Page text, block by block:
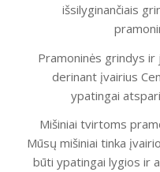
išsilyginančiais
Pramoninės grindys
derinant įvairius
ypatingai
Mišiniai tvirtoms
Mūsų mišiniai tinka
būti ypatingai lygios ir